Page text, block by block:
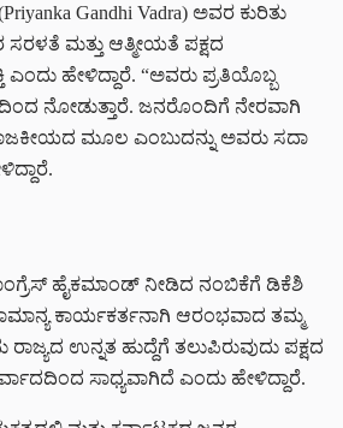
Gandhi Vadra) ಅವರ ಕುರಿತು
ಮತ್ತು ಆತ್ಮೀಯತೆ ಪಕ್ಷದ
ಎಂದು ಹೇಳಿದ್ದಾರೆ. “ಅವರು ಪ್ರತಿಯೊಬ್ಬ
ನೋಡುತ್ತಾರೆ. ಜನರೊಂದಿಗೆ ನೇರವಾಗಿ
ಮೂಲ ಎಂಬುದನ್ನು ಅವರು ಸದಾ
ಹೈಕಮಾಂಡ್ ನೀಡಿದ ನಂಬಿಕೆಗೆ ಡಿಕೆಶಿ
ಕಾರ್ಯಕರ್ತನಾಗಿ ಆರಂಭವಾದ ತಮ್ಮ
ಉನ್ನತ ಹುದ್ದೆಗೆ ತಲುಪಿರುವುದು ಪಕ್ಷದ
ಸಾಧ್ಯವಾಗಿದೆ ಎಂದು ಹೇಳಿದ್ದಾರೆ.